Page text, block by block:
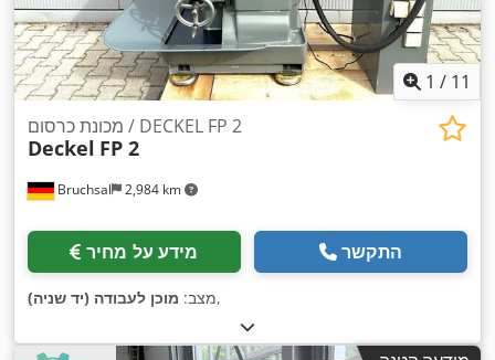
1 / 11
Bruchsal 2,984 km
מכונת כרסום / DECKEL FP 2
Deckel FP 2
מידע על מחיר התקשר
מצב: מוכן לעבודה (יד שניה) ,